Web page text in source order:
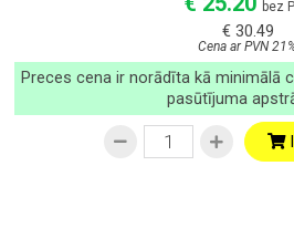
bez
€ 30.49
Cena ar PVN
Preces cena ir norādīta kā minimālā
pasūtījuma